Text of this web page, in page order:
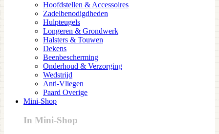
Hoofdstellen & Accessoires
Zadelbenodigdheden
Hulpteugels
Longeren & Grondwerk
Halsters & Touwen
Dekens
Beenbescherming
Onderhoud & Verzorging
Wedstrijd
Anti-Vliegen
Paard Overige
Mini-Shop
In Mini-Shop